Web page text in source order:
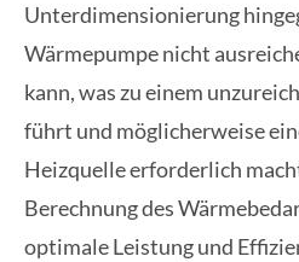
Unterdimensionierung
Wärmepumpe nicht
kann, was zu einem
führt und möglicherweise
Heizquelle erforderlich
Berechnung des
optimale Leistung und